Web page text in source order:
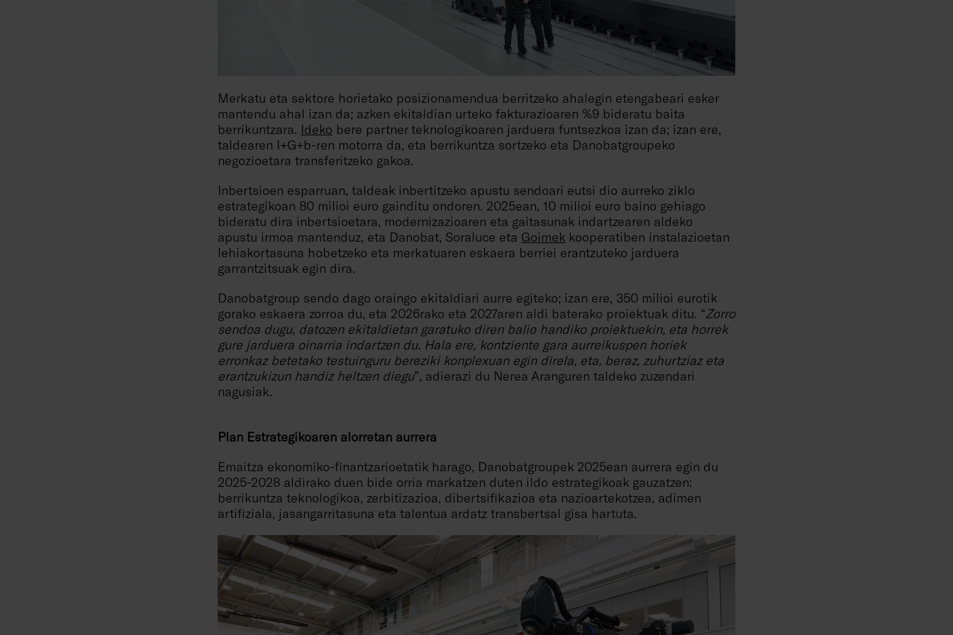
Merkatu eta sektore horietako posizionamendua berritzeko ahalegin etengabeari esker
mantendu ahal izan da; azken ekitaldian urteko fakturazioaren %9 bideratu baita
berrikuntzara. Ideko bere partner teknologikoaren jarduera funtsezkoa izan da; izan ere,
taldearen I+G+b-ren motorra da, eta berrikuntza sortzeko eta Danobatgroupeko
negozioetara transferitzeko gakoa.
Inbertsioen esparruan, taldeak inbertitzeko apustu sendoari eutsi dio aurreko ziklo
estrategikoan 80 milioi euro gainditu ondoren. 2025ean, 10 milioi euro baino gehiago
bideratu dira inbertsioetara, modernizazioaren eta gaitasunak indartzearen aldeko
apustu irmoa mantenduz, eta Danobat, Soraluce eta Goimek kooperatiben instalazioetan
lehiakortasuna hobetzeko eta merkatuaren eskaera berriei erantzuteko jarduera
garrantzitsuak egin dira.
Danobatgroup sendo dago oraingo ekitaldiari aurre egiteko; izan ere, 350 milioi eurotik
gorako eskaera zorroa du, eta 2026rako eta 2027aren aldi baterako proiektuak ditu. “Zorro
sendoa dugu, datozen ekitaldietan garatuko diren balio handiko proiektuekin, eta horrek
gure jarduera oinarria indartzen du. Hala ere, kontziente gara aurreikuspen horiek
erronkaz betetako testuinguru bereziki konplexuan egin direla, eta, beraz, zuhurtziaz eta
erantzukizun handiz heltzen diegu”, adierazi du Nerea Aranguren taldeko zuzendari
nagusiak.
Plan Estrategikoaren alorretan aurrera
Emaitza ekonomiko-finantzarioetatik harago, Danobatgroupek 2025ean aurrera egin du
2025-2028 aldirako duen bide orria markatzen duten ildo estrategikoak gauzatzen:
berrikuntza teknologikoa, zerbitizazioa, dibertsifikazioa eta nazioartekotzea, adimen
artifiziala, jasangarritasuna eta talentua ardatz transbertsal gisa hartuta.